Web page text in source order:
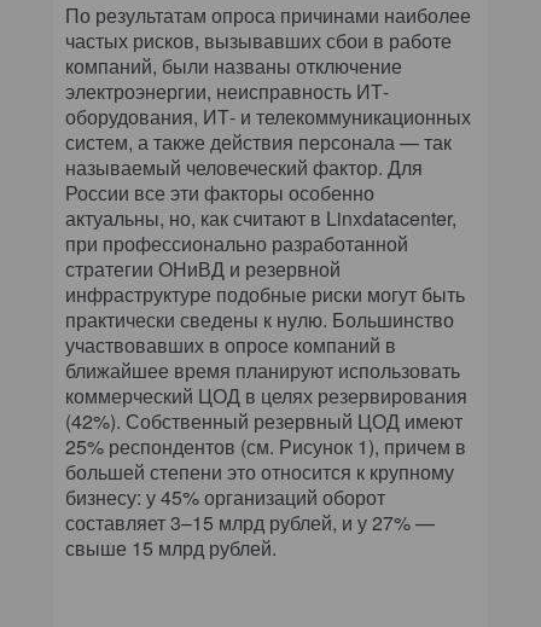
По результатам опроса причинами наиболее
частых рисков, вызывавших сбои в работе
компаний, были названы отключение
электроэнергии, неисправность ИТ-
оборудования, ИТ- и телекоммуникационных
систем, а также действия персонала — так
называемый человеческий фактор. Для
России все эти факторы особенно
актуальны, но, как считают в Linxdatacenter,
при профессионально разработанной
стратегии ОНиВД и резервной
инфраструктуре подобные риски могут быть
практически сведены к нулю. Большинство
участвовавших в опросе компаний в
ближайшее время планируют использовать
коммерческий ЦОД в целях резервирования
(42%). Собственный резервный ЦОД имеют
25% респондентов (см. Рисунок 1), причем в
большей степени это относится к крупному
бизнесу: у 45% организаций оборот
составляет 3–15 млрд рублей, и у 27% —
свыше 15 млрд рублей.